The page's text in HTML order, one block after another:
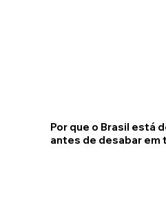
Por que o Brasil está
antes de desabar em